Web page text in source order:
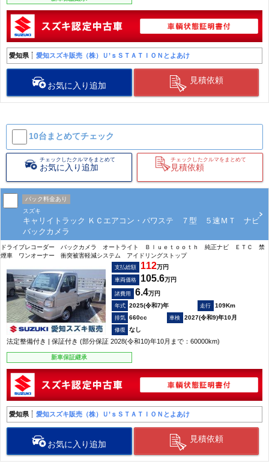
愛知県 愛知スズキ販売（株）Ｕ’ｓＳＴＡＴＩＯＮとよあけ
お気に入り追加
見積依頼
10台まとめてチェック
チェックしたクルマをまとめて
お気に入り追加
チェックしたクルマをまとめて
見積依頼
パック料金あり
スズキ
キャリイトラック ＫＣエアコン・パワステ ７型 ５速ＭＴ ナビ
バックカメラ
ドライブレコーダー バックカメラ オートライト Ｂｌｕｅｔｏｏｔｈ 純正ナビ ＥＴＣ 禁
煙車 ワンオーナー 衝突被害軽減システム アイドリングストップ
支払総額 112万円
車両価格 105.6万円
諸費用 6.4万円
2025(令和7)年
109Km
660cc
2027(令和9)年10月
なし
法定整備付き | 保証付き (部分保証 2028(令和10)年10月まで：60000km)
新車保証継承
愛知県 愛知スズキ販売（株）Ｕ’ｓＳＴＡＴＩＯＮとよあけ
お気に入り追加
見積依頼